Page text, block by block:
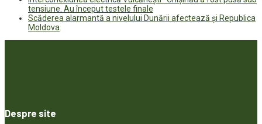
tensiune. Au început testele finale
Scăderea alarmantă a nivelului Dunării afectează și Republica
Moldova
Despre site